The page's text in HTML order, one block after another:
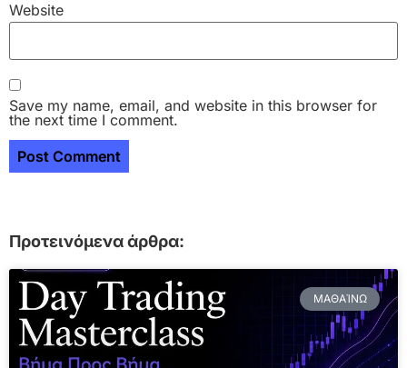
Website
Save my name, email, and website in this browser for
the next time I comment.
Προτεινόμενα άρθρα:
ΜΑΘΑΊΝΩ